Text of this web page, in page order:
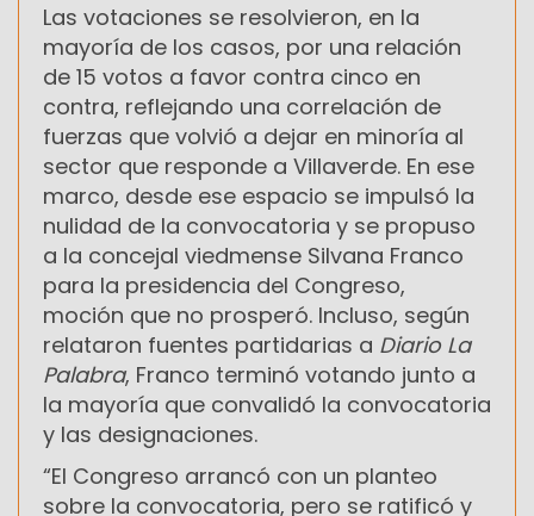
Las votaciones se resolvieron, en la
mayoría de los casos, por una relación
de 15 votos a favor contra cinco en
contra, reflejando una correlación de
fuerzas que volvió a dejar en minoría al
sector que responde a Villaverde. En ese
marco, desde ese espacio se impulsó la
nulidad de la convocatoria y se propuso
a la concejal viedmense Silvana Franco
para la presidencia del Congreso,
moción que no prosperó. Incluso, según
relataron fuentes partidarias a Diario La
Palabra, Franco terminó votando junto a
la mayoría que convalidó la convocatoria
y las designaciones.
“El Congreso arrancó con un planteo
sobre la convocatoria, pero se ratificó y